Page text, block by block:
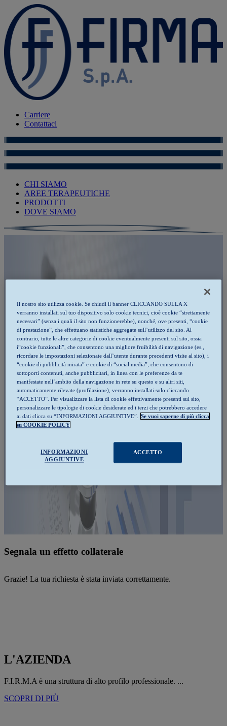
Carriere
Contattaci
CHI SIAMO
AREE TERAPEUTICHE
PRODOTTI
DOVE SIAMO
Segnala un effetto collaterale
Grazie! La tua richiesta è stata inviata correttamente.
L'AZIENDA
F.I.R.M.A è una struttura di alto profilo professionale. ...
SCOPRI DI PIÙ
Il nostro sito utilizza cookie. Se chiudi il banner CLICCANDO SULLA X
verranno installati sul tuo dispositivo solo cookie tecnici, cioè cookie “strettamente
necessari” (senza i quali il sito non funzionerebbe), nonché, ove presenti, “cookie
di prestazione”, che effettuano statistiche aggregate sull’utilizzo del sito. Al
contrario, tutte le altre categorie di cookie eventualmente presenti sul sito, ossia
i“cookie funzionali”, che consentono una migliore fruibilità di navigazione (es.,
ricordare le impostazioni selezionate dall’utente durante precedenti visite al sito), i
“cookie di pubblicità mirata” e cookie di “social media”, che consentono di
sottoporti contenuti, anche pubblicitari, in linea con le preferenze da te
manifestate nell‘ambito della navigazione in rete su questo e su altri siti,
automaticamente rilevate (profilazione), verranno installati solo cliccando
“ACCETTO”. Per visualizzare la lista di cookie effettivamente presenti sul sito,
personalizzare le tipologie di cookie desiderate ed i terzi che potrebbero accedere
ai dati clicca su “INFORMAZIONI AGGIUNTIVE”. Se vuoi saperne di più clicca
su COOKIE POLICY
INFORMAZIONI
AGGIUNTIVE
ACCETTO